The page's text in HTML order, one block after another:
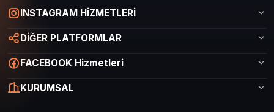
INSTAGRAM HİZMETLERİ
DİĞER PLATFORMLAR
FACEBOOK Hizmetleri
KURUMSAL
Sosyal Danışman Canlı Destek
Çevrimiçi